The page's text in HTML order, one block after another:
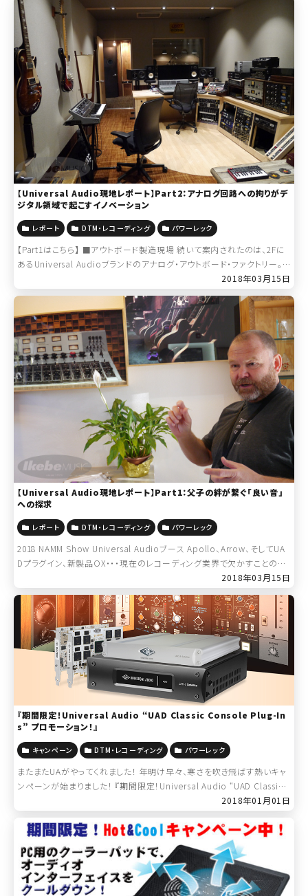
【Universal Audio現地レポート】Part2：アナログ回路への拘りがデ
ジタル領域で起こすイノベーション
レポート DTM・レコーディング パワーレック
【Part1はこちら】 ■アウトボード製造現場 続いて案内されたのは、2Fに
あるUniversal Audioブランドのアナログ・アウトボード・ファクトリー。1
176LNやLA-2Aといった、現代のレコーディングスタジオ […]2018年03月15日
【Universal Audio現地レポート】Part1：父子の絆が繋ぐ「良い音」
への探求
レポート DTM・レコーディング パワーレック
2018 NAMM Show Universal Audioブース Apollo、Arrow、そしてUA
Dプラグイン、新製品OX・・・現在のレコーディング業界で欠かすことので
2018年03月15日
『期間限定！Universal Audio “UAD Classic Console Plug-In
s” プロモーション！』
キャンペーン DTM・レコーディング パワーレック
またまたUAがやってくれました！ 年明け早々、寒さを吹き飛ばす熱いキャ
ンペーンが始まりました！ 『期間限定！Universal Audio “UAD Classic
2018年01月01日